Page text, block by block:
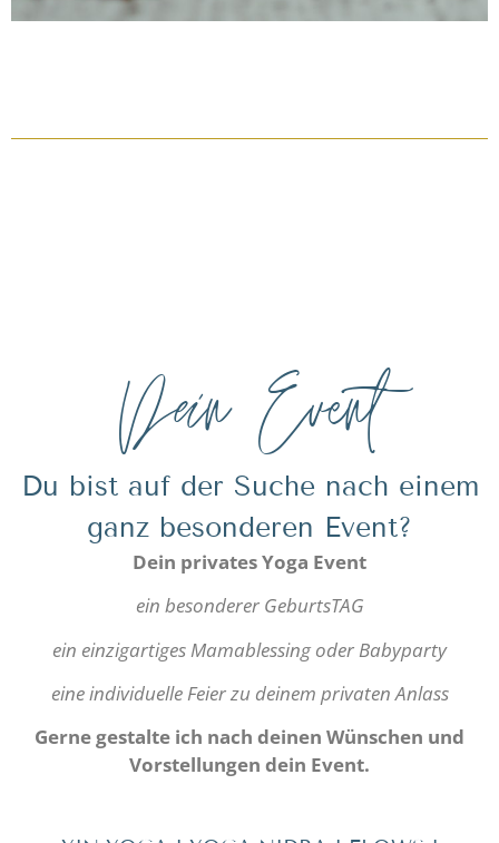
Dein Event
Du bist auf der Suche nach einem
ganz besonderen Event?
Dein privates Yoga Event
ein besonderer GeburtsTAG
ein einzigartiges Mamablessing oder Babyparty
eine individuelle Feier zu deinem privaten Anlass
Gerne gestalte ich nach deinen Wünschen und
Vorstellungen dein Event.